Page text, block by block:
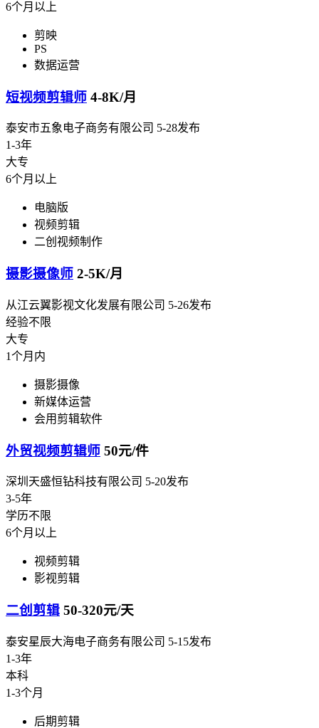
6个月以上
剪映
PS
数据运营
短视频剪辑师 4-8K/月
泰安市五象电子商务有限公司 5-28发布
1-3年
大专
6个月以上
电脑版
视频剪辑
二创视频制作
摄影摄像师 2-5K/月
从江云翼影视文化发展有限公司 5-26发布
经验不限
大专
1个月内
摄影摄像
新媒体运营
会用剪辑软件
外贸视频剪辑师 50元/件
深圳天盛恒钻科技有限公司 5-20发布
3-5年
学历不限
6个月以上
视频剪辑
影视剪辑
二创剪辑 50-320元/天
泰安星辰大海电子商务有限公司 5-15发布
1-3年
本科
1-3个月
后期剪辑